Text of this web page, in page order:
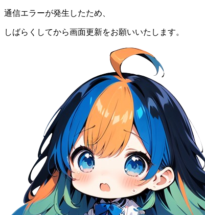
通信エラーが発生したため、
しばらくしてから画面更新をお願いいたします。